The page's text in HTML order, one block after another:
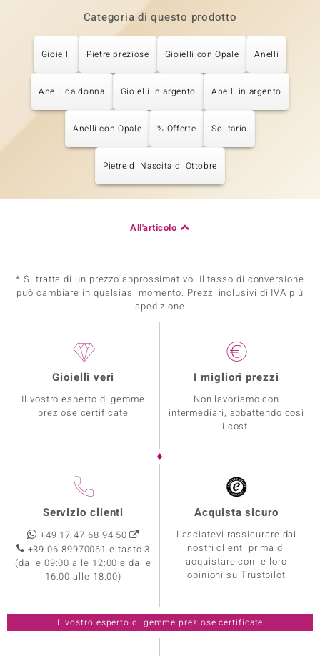
Categoria di questo prodotto
Gioielli Pietre preziose Gioielli con Opale Anelli
Anelli da donna Gioielli in argento Anelli in argento
Anelli con Opale % Offerte Solitario
Pietre di Nascita di Ottobre
All'articolo
* Si tratta di un prezzo approssimativo. Il tasso di conversione
può cambiare in qualsiasi momento. Prezzi inclusivi di IVA piú
spedizione
Gioielli veri
Il vostro esperto di gemme
preziose certificate
I migliori prezzi
Non lavoriamo con
intermediari, abbattendo così
i costi
Servizio clienti
+49 17 47 68 94 50
+39 06 89970061 e tasto 3
(dalle 09:00 alle 12:00 e dalle
16:00 alle 18:00)
Acquista sicuro
Lasciatevi rassicurare dai
nostri clienti prima di
acquistare con le loro
opinioni su Trustpilot
Il vostro esperto di gemme preziose certificate